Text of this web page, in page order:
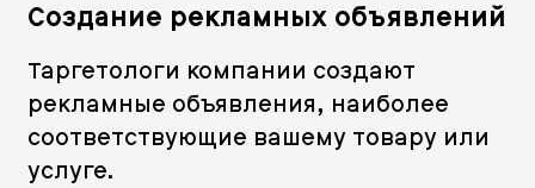
Создание рекламных объявлений
Таргетологи компании создают
рекламные объявления, наиболее
соответствующие вашему товару или
услуге.